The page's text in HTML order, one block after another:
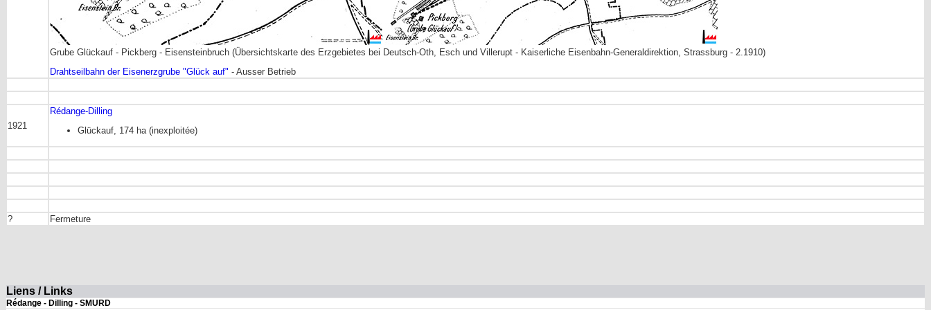
Grube Glückauf - Pickberg - Eisensteinbruch (Übersichtskarte des Erzgebietes bei Deutsch-Oth, Esch und Villerupt - Kaiserliche Eisenbahn-Generaldirektion, Strassburg - 2.1910)
Drahtseilbahn der Eisenerzgrube "Glück auf" - Ausser Betrieb
1921
Rédange-Dilling
Glückauf, 174 ha (inexploitée)
? Fermeture
Liens / Links
Rédange - Dilling - SMURD